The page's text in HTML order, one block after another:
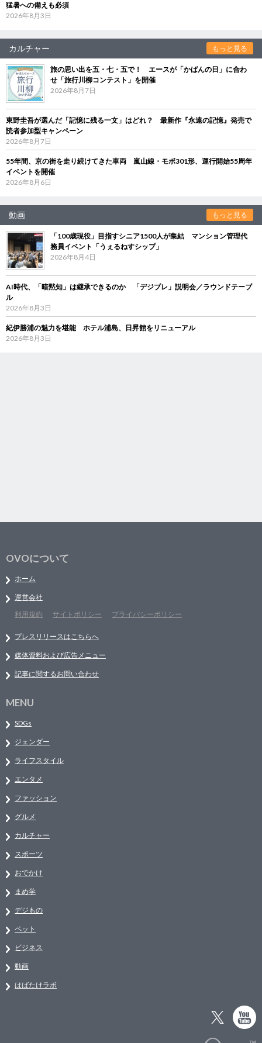
猛暑への備えも必須
2026年8月3日
カルチャー もっと見る
旅の思い出を五・七・五で！ エースが「かばんの日」に合わ
せ「旅行川柳コンテスト」を開催
2026年8月7日
東野圭吾が選んだ「記憶に残る一文」はどれ？ 最新作『永遠の記憶』発売で
読者参加型キャンペーン
2026年8月7日
55年間、京の街を走り続けてきた車両 嵐山線・モボ301形、運行開始55周年
イベントを開催
2026年8月6日
動画 もっと見る
「100歳現役」目指すシニア1500人が集結 マンション管理代
務員イベント「うぇるねすシップ」
2026年8月4日
AI時代、「暗黙知」は継承できるのか 「デジブレ」説明会／ラウンドテーブ
ル
2026年8月3日
紀伊勝浦の魅力を堪能 ホテル浦島、日昇館をリニューアル
2026年8月3日
OVOについて
ホーム
運営会社
利用規約
サイトポリシー プライバシーポリシー
プレスリリースはこちらへ
媒体資料および広告メニュー
記事に関するお問い合わせ
MENU
SDGs
ジェンダー
ライフスタイル
エンタメ
ファッション
グルメ
カルチャー
スポーツ
おでかけ
まめ学
デジもの
ペット
ビジネス
動画
はばたけラボ